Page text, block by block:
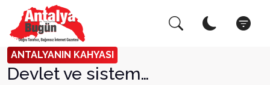
ANTALYANIN KAHYASI
Devlet ve sistem…
Arama Yap! Kapat